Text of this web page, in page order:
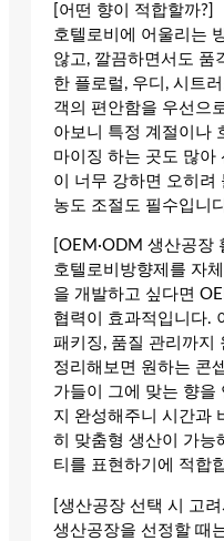
[어떤 향이 적합할까?]
호텔로비에 어울리는
않고, 깔끔하면서도 품
한 플로럴, 우디, 시트
객의 편안함을 우선으
아보니 특정 계절이나
마이징 하는 곳도 많아
이 너무 강하면 오히려
농도 조절도 필수입니
[OEM·ODM 생산공장
호텔로비방향제를 자
을 개발하고 싶다면
협력이 효과적입니다.
패키징, 품질 관리까지
정리해보면 원하는 콘
가들이 그에 맞는 향을
지 완성해주니 시간과
히 맞춤형 생산이 가능
티를 표현하기에 적합
[생산공장 선택 시 고려
생산공장을 선정할 때